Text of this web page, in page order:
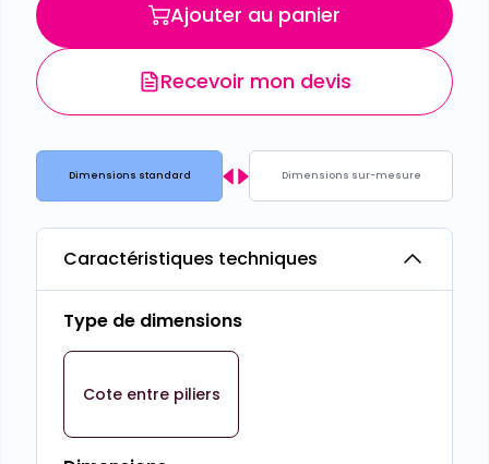
Ajouter au panier
Recevoir mon devis
Dimensions standard Dimensions sur-mesure
Caractéristiques techniques
Type de dimensions
Cote entre piliers